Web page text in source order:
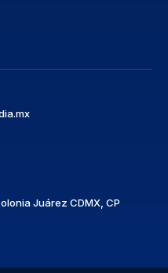
Juárez CDMX, CP